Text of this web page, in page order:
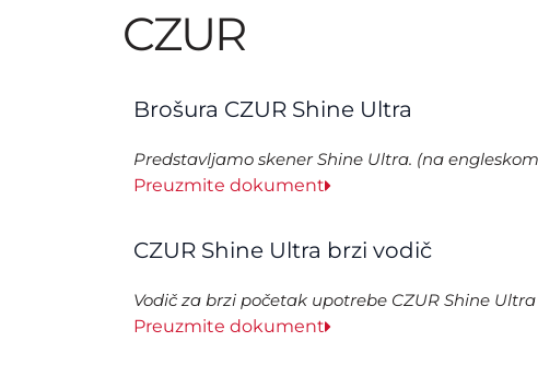
CZUR
Brošura CZUR Shine Ultra
Predstavljamo skener Shine Ultra. (na
Preuzmite dokument
CZUR Shine Ultra brzi vodič
Vodič za brzi početak upotrebe CZUR Shine
Preuzmite dokument